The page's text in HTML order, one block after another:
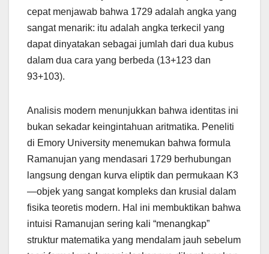
cepat menjawab bahwa 1729 adalah angka yang
sangat menarik: itu adalah angka terkecil yang
dapat dinyatakan sebagai jumlah dari dua kubus
dalam dua cara yang berbeda (13+123 dan
93+103).
Analisis modern menunjukkan bahwa identitas ini
bukan sekadar keingintahuan aritmatika. Peneliti
di Emory University menemukan bahwa formula
Ramanujan yang mendasari 1729 berhubungan
langsung dengan kurva eliptik dan permukaan K3
—objek yang sangat kompleks dan krusial dalam
fisika teoretis modern. Hal ini membuktikan bahwa
intuisi Ramanujan sering kali “menangkap”
struktur matematika yang mendalam jauh sebelum